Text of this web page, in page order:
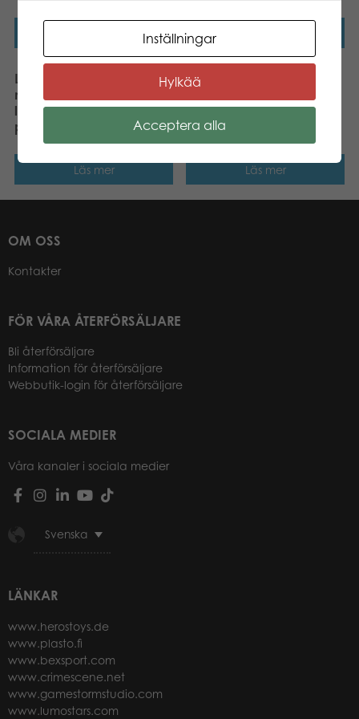
Larsen Maxi Sverige Karta
med landskap och
landskapsvapen 70 pcs
pussel
Läs mer
Tactic Kimble Junior
Läs mer
OM OSS
Kontakter
FÖR VÅRA ÅTERFÖRSÄLJARE
Bli återförsäljare
Information för återförsäljare
Webbutik-login för återförsäljare
SOCIALA MEDIER
Våra kanaler i sociala medier
Svenska
LÄNKAR
www.herostoys.de
www.plasto.fi
www.bexsport.com
www.crimescene.net
www.gamestormstudio.com
www.lumostars.com
Inställningar
Hylkää
Acceptera alla